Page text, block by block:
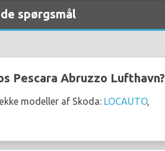
spørgsmål
Pescara Abruzzo Lufthavn?
modeller af Skoda: LOCAUTO,